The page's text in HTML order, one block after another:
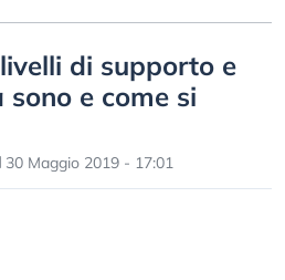
di supporto e
sono e come si
30 Maggio 2019 - 17:01